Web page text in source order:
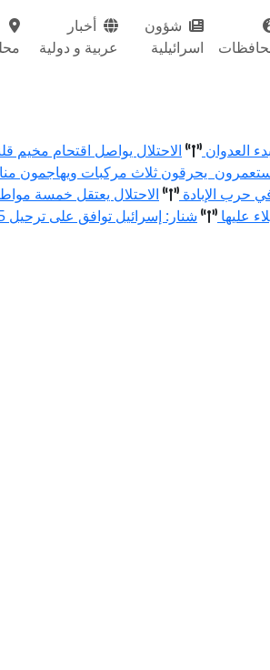
شؤون
اسرائيلية
أخبار
عربية و دولية
الاحتلال يواصل اقتحام مخيم
يحرقون ثلاث مركبات ويهاجمون
الاحتلال يعتقل خمسة
عليها شنار: إسرائيل توافق على ترحيل 4.5 مليار شيقل من الفائض لدى البنوك الفلسطينية